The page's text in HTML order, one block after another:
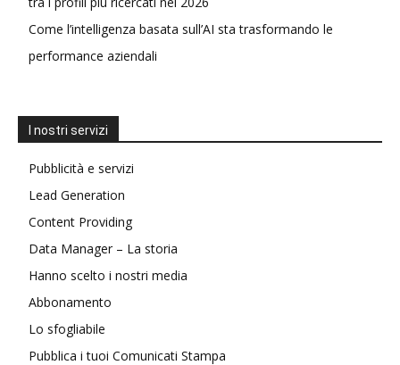
Come l’intelligenza basata sull’AI sta trasformando le
performance aziendali
I nostri servizi
Pubblicità e servizi
Lead Generation
Content Providing
Data Manager – La storia
Hanno scelto i nostri media
Abbonamento
Lo sfogliabile
Pubblica i tuoi Comunicati Stampa